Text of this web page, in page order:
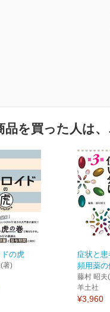
品を買った人は
の虎
著)
症状と患
頻用薬の
藤村 昭夫
羊土社
¥3,960